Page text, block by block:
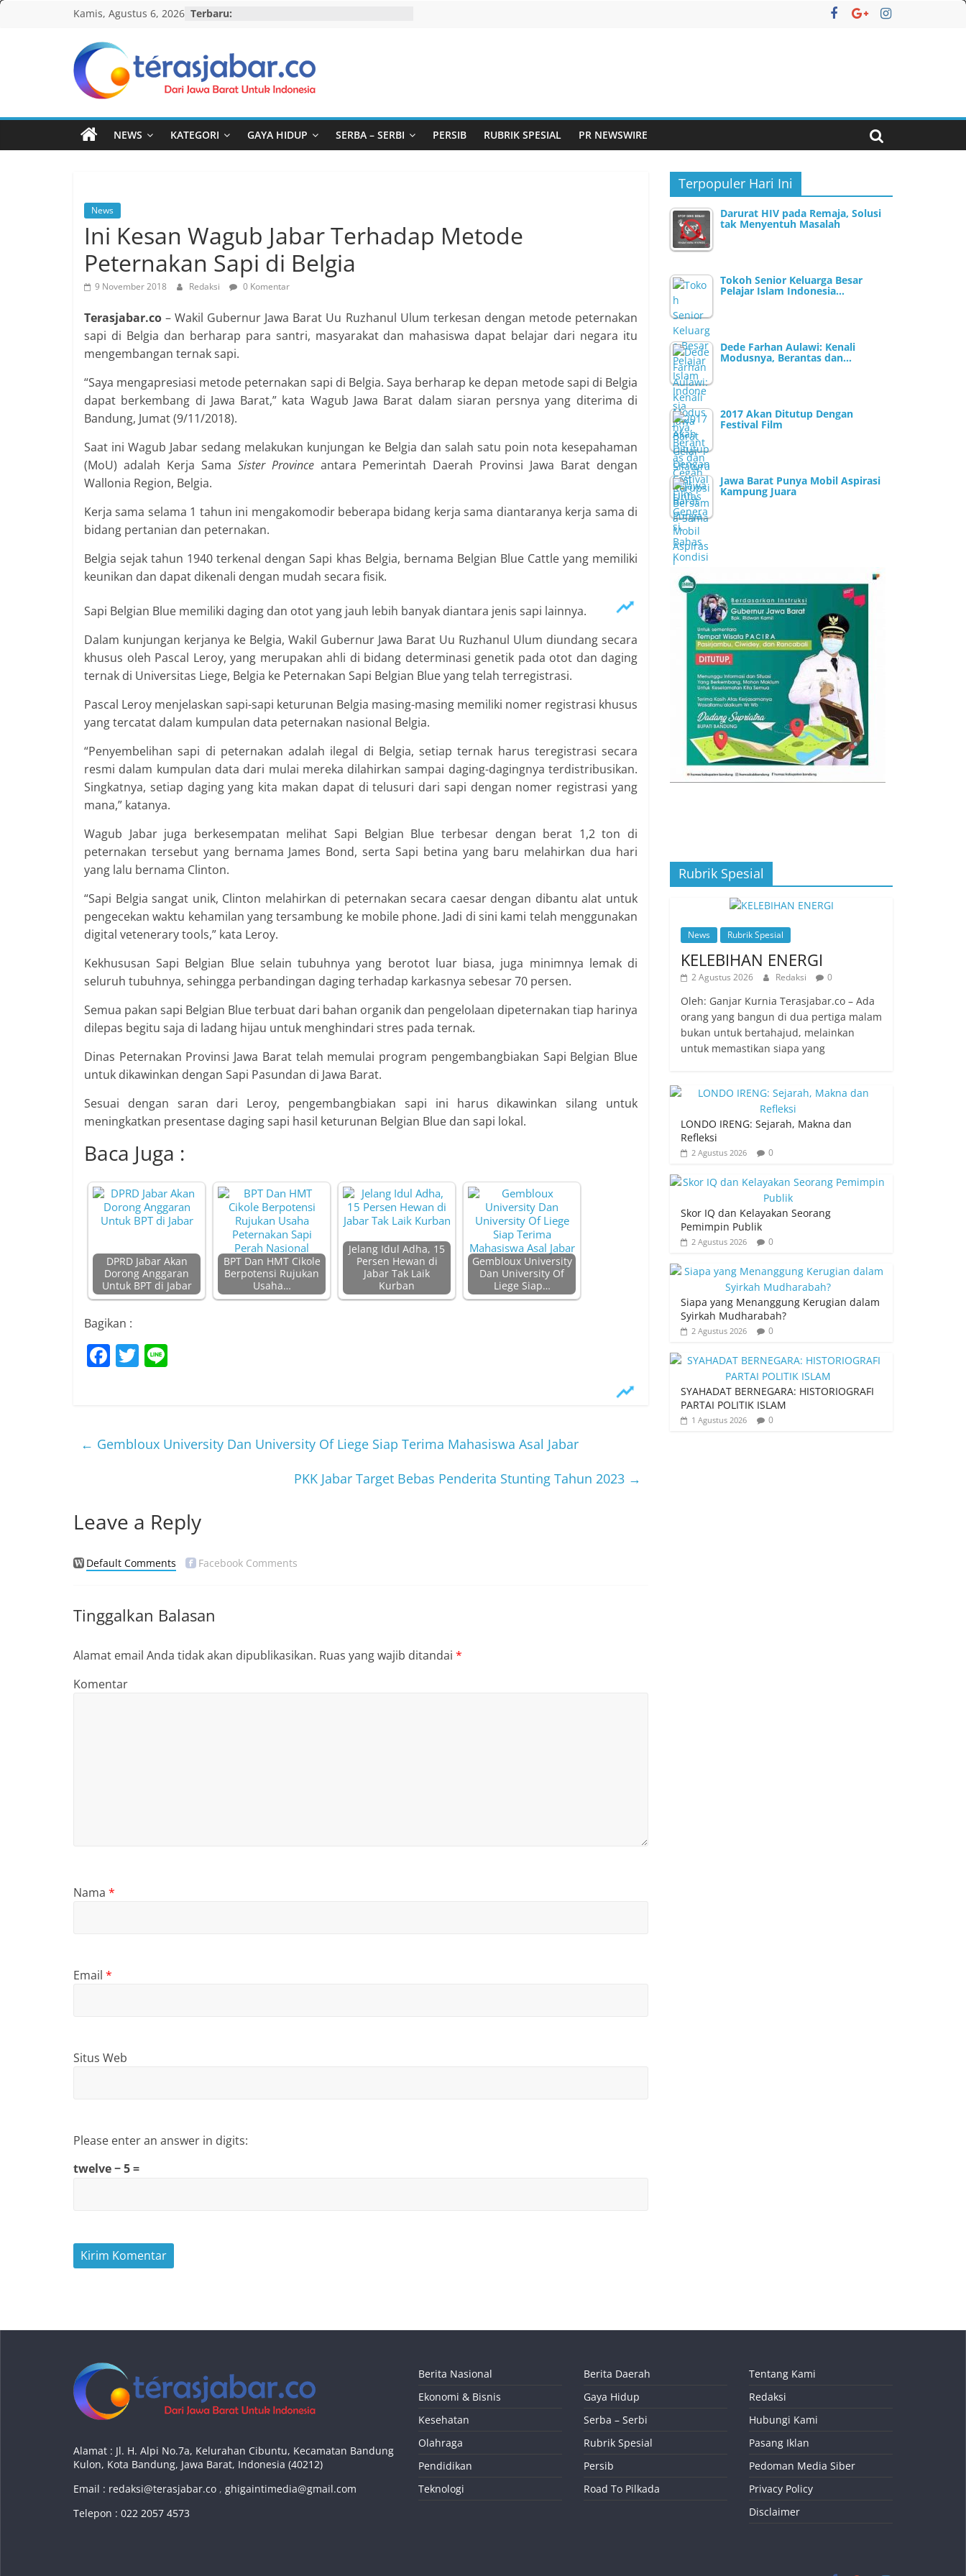
Skip
Kamis, Agustus 6, 2026 Terbaru:
Teras
Jabar
NEWS KATEGORI GAYA HIDUP SERBA – SERBI PERSIB RUBRIK SPESIAL PR NEWSWIRE
News
Ini Kesan Wagub Jabar Terhadap Metode
Peternakan Sapi di Belgia
9 November 2018 Redaksi 0 Komentar
Terasjabar.co – Wakil Gubernur Jawa Barat Uu Ruzhanul Ulum terkesan dengan metode peternakan
sapi di Belgia dan berharap para santri, masyarakat dan mahasiswa dapat belajar dari negara itu
mengembangan ternak sapi.
“Saya mengapresiasi metode peternakan sapi di Belgia. Saya berharap ke depan metode sapi di Belgia
dapat berkembang di Jawa Barat,” kata Wagub Jawa Barat dalam siaran persnya yang diterima di
Bandung, Jumat (9/11/2018).
Saat ini Wagub Jabar sedang melakukan kunjungan ke Belgia dan salah satu poin nota kesepahaman
(MoU) adalah Kerja Sama Sister Provinceantara Pemerintah Daerah Provinsi Jawa Barat dengan
Wallonia Region, Belgia.
Kerja sama selama 1 tahun ini mengakomodir beberapa bidang kerja sama diantaranya kerja sama di
bidang pertanian dan peternakan.
Belgia sejak tahun 1940 terkenal dengan Sapi khas Belgia, bernama Belgian Blue Cattle yang memiliki
keunikan dan dapat dikenali dengan mudah secara fisik.
Sapi Belgian Blue memiliki daging dan otot yang jauh lebih banyak diantara jenis sapi lainnya.
Dalam kunjungan kerjanya ke Belgia, Wakil Gubernur Jawa Barat Uu Ruzhanul Ulum diundang secara
khusus oleh Pascal Leroy, yang merupakan ahli di bidang determinasi genetik pada otot dan daging
ternak di Universitas Liege, Belgia ke Peternakan Sapi Belgian Blue yang telah terregistrasi.
Pascal Leroy menjelaskan sapi-sapi keturunan Belgia masing-masing memiliki nomer registrasi khusus
yang tercatat dalam kumpulan data peternakan nasional Belgia.
“Penyembelihan sapi di peternakan adalah ilegal di Belgia, setiap ternak harus teregistrasi secara
resmi dalam kumpulan data dari mulai mereka dilahirkan sampai daging-dagingnya terdistribusikan.
Singkatnya, setiap daging yang kita makan dapat di telusuri dari sapi dengan nomer registrasi yang
mana,” katanya.
Wagub Jabar juga berkesempatan melihat Sapi Belgian Blue terbesar dengan berat 1,2 ton di
peternakan tersebut yang bernama James Bond, serta Sapi betina yang baru melahirkan dua hari
yang lalu bernama Clinton.
“Sapi Belgia sangat unik, Clinton melahirkan di peternakan secara caesar dengan dibantu alat untuk
pengecekan waktu kehamilan yang tersambung ke mobile phone. Jadi di sini kami telah menggunakan
digital vetenerary tools,” kata Leroy.
Kekhususan Sapi Belgian Blue selain tubuhnya yang berotot luar biasa, juga minimnya lemak di
seluruh tubuhnya, sehingga perbandingan daging terhadap karkasnya sebesar 70 persen.
Semua pakan sapi Belgian Blue terbuat dari bahan organik dan pengelolaan dipeternakan tiap harinya
dilepas begitu saja di ladang hijau untuk menghindari stres pada ternak.
Dinas Peternakan Provinsi Jawa Barat telah memulai program pengembangbiakan Sapi Belgian Blue
untuk dikawinkan dengan Sapi Pasundan di Jawa Barat.
Sesuai dengan saran dari Leroy, pengembangbiakan sapi ini harus dikawinkan silang untuk
meningkatkan presentase daging sapi hasil keturunan Belgian Blue dan sapi lokal.
Baca Juga :
DPRD Jabar Akan
Dorong Anggaran
Untuk BPT di Jabar
BPT Dan HMT Cikole
Berpotensi Rujukan
Usaha…
Jelang Idul Adha, 15
Persen Hewan di
Jabar Tak Laik
Kurban
Gembloux University
Dan University Of
Liege Siap…
Bagikan :
F
b
k
T
← Gembloux University Dan University Of Liege Siap Terima Mahasiswa Asal Jabar
PKK Jabar Target Bebas Penderita Stunting Tahun 2023 →
Leave a Reply
Default Comments Facebook Comments
Tinggalkan Balasan
Alamat email Anda tidak akan dipublikasikan. Ruas yang wajib ditandai *
Komentar
Nama *
Email *
Situs Web
Please enter an answer in digits:
twelve − 5 =
Terpopuler Hari Ini
Darurat HIV pada Remaja, Solusi
tak Menyentuh Masalah
Tokoh Senior Keluarga Besar
Pelajar Islam Indonesia…
Dede Farhan Aulawi: Kenali
Modusnya, Berantas dan…
2017 Akan Ditutup Dengan
Festival Film
Jawa Barat Punya Mobil Aspirasi
Kampung Juara
Rubrik Spesial
News Rubrik Spesial
KELEBIHAN ENERGI
2 Agustus 2026 Redaksi 0
Oleh: Ganjar Kurnia Terasjabar.co – Ada
orang yang bangun di dua pertiga malam
bukan untuk bertahajud, melainkan
untuk memastikan siapa yang
LONDO IRENG: Sejarah, Makna dan
Refleksi
2 Agustus 2026 0
Skor IQ dan Kelayakan Seorang
Pemimpin Publik
2 Agustus 2026 0
Siapa yang Menanggung Kerugian dalam
Syirkah Mudharabah?
2 Agustus 2026 0
SYAHADAT BERNEGARA: HISTORIOGRAFI
PARTAI POLITIK ISLAM
1 Agustus 2026 0
Alamat : Jl. H. Alpi No.7a, Kelurahan Cibuntu, Kecamatan Bandung
Kulon, Kota Bandung, Jawa Barat, Indonesia (40212)
Email : redaksi@terasjabar.co , ghigaintimedia@gmail.com
Telepon : 022 2057 4573
Berita Nasional
Ekonomi & Bisnis
Kesehatan
Olahraga
Pendidikan
Teknologi
Berita Daerah
Gaya Hidup
Serba – Serbi
Rubrik Spesial
Persib
Road To Pilkada
Tentang Kami
Redaksi
Hubungi Kami
Pasang Iklan
Pedoman Media Siber
Privacy Policy
Disclaimer